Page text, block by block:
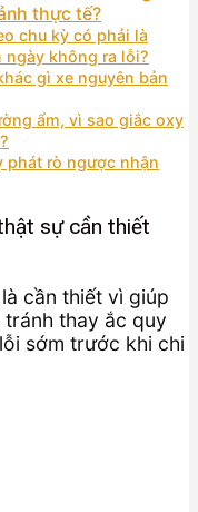
thực tế?
chu kỳ có phải là
ngày không ra lỗi?
gì xe nguyên bản
ẩm, vì sao giắc oxy
phát rò ngược nhận
sự cần thiết
cần thiết vì giúp
tránh thay ắc quy
sớm trước khi chi